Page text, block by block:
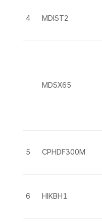
4 MDIST2
MDSX65
5 CPHDF300M
6 HIKBH1